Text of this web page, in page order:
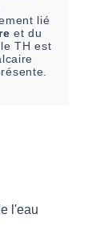
lié
et du
TH est
l'eau